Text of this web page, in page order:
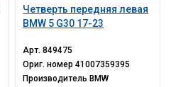
Четверть передняя левая
BMW 5 G30 17-23
Арт.849475
Ориг. номер41007359395
Производитель BMW